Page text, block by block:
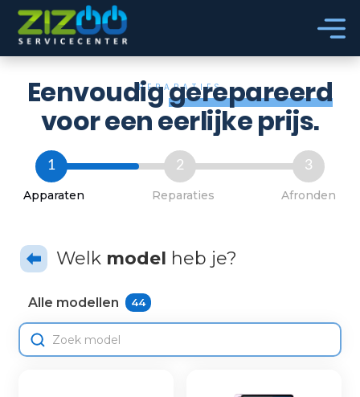
Ga naar hoofdinhoud
Ga naar voettekst
REPARATIES
Eenvoudiggerepareerd
voor een eerlijke prijs.
1
Apparaten
2
Reparaties
3
Afronden
Welk model heb je?
Alle modellen 44